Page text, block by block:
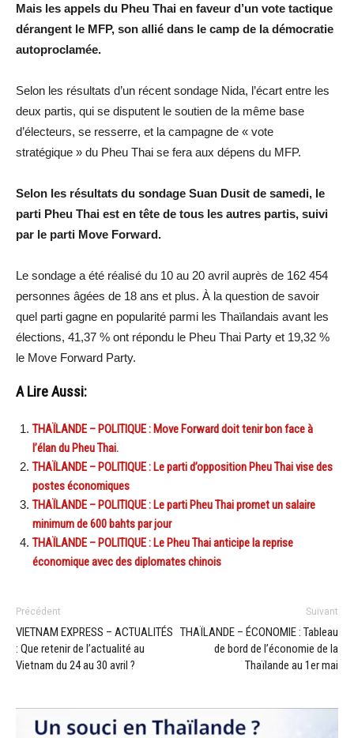
Mais les appels du Pheu Thai en faveur d’un vote tactique
dérangent le MFP, son allié dans le camp de la démocratie
autoproclamée.
Selon les résultats d’un récent sondage Nida, l’écart entre les
deux partis, qui se disputent le soutien de la même base
d’électeurs, se resserre, et la campagne de « vote
stratégique » du Pheu Thai se fera aux dépens du MFP.
Selon les résultats du sondage Suan Dusit de samedi, le
parti Pheu Thai est en tête de tous les autres partis, suivi
par le parti Move Forward.
Le sondage a été réalisé du 10 au 20 avril auprès de 162 454
personnes âgées de 18 ans et plus. À la question de savoir
quel parti gagne en popularité parmi les Thaïlandais avant les
élections, 41,37 % ont répondu le Pheu Thai Party et 19,32 %
le Move Forward Party.
A Lire Aussi:
THAÏLANDE – POLITIQUE : Move Forward doit tenir bon face à
l’élan du Pheu Thai.
THAÏLANDE – POLITIQUE : Le parti d’opposition Pheu Thai vise des
postes économiques
THAÏLANDE – POLITIQUE : Le parti Pheu Thai promet un salaire
minimum de 600 bahts par jour
THAÏLANDE – POLITIQUE : Le Pheu Thai anticipe la reprise
économique avec des diplomates chinois
Précédent
VIETNAM EXPRESS – ACTUALITÉS
: Que retenir de l’actualité au
Vietnam du 24 au 30 avril ?
Suivant
THAÏLANDE – ÉCONOMIE : Tableau
de bord de l’économie de la
Thaïlande au 1er mai